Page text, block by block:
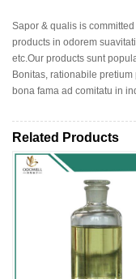
Sapor & qualis is
products in odorem
etc.Our products sunt
Bonitas, rationabile
bona fama ad comitatu in
Related Products